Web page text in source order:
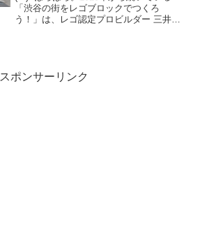
「渋谷の街をレゴブロックでつくろ
う！」は、レゴ認定プロビルダー 三井淳
スポンサーリンク